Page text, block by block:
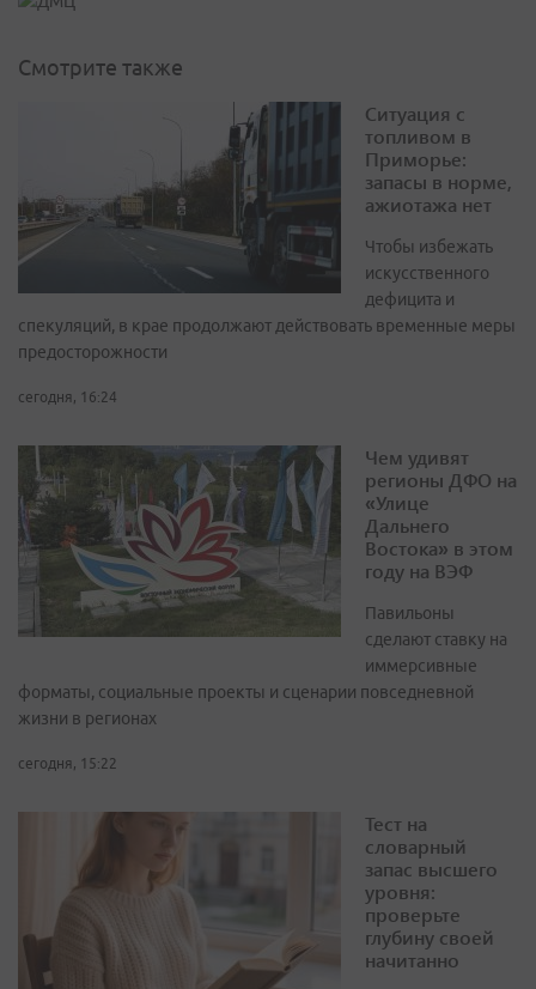
Смотрите также
Ситуация с
топливом в
Приморье:
запасы в норме,
ажиотажа нет
Чтобы избежать
искусственного
дефицита и
спекуляций, в крае продолжают действовать временные меры
предосторожности
сегодня, 16:24
Чем удивят
регионы ДФО на
«Улице
Дальнего
Востока» в этом
году на ВЭФ
Павильоны
сделают ставку на
иммерсивные
форматы, социальные проекты и сценарии повседневной
жизни в регионах
сегодня, 15:22
Тест на
словарный
запас высшего
уровня:
проверьте
глубину своей
начитанно